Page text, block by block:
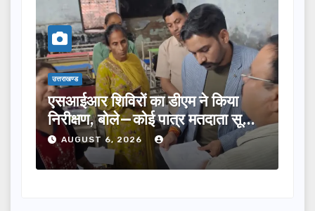
उत्तराखण्ड
तीलू रौतेली पुरस्कार के लिए 13 महिलाओं
का चयन, 35 आंगनबाड़ी कार्यकर्तियां भी
होंगी सम्मानित…
AUGUST 6, 2026